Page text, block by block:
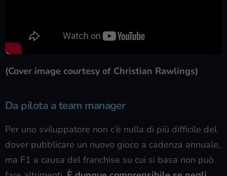
(Cover image courtesy of Christian Rawlings)
Da pilota a team manager
Per uno sviluppatore non c’è nulla di più difficile del
dover pubblicare un nuovo gioco a cadenza annuale,
ma F1 a causa del franchise su cui si basa non può